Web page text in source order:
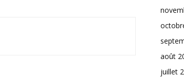
août
juillet